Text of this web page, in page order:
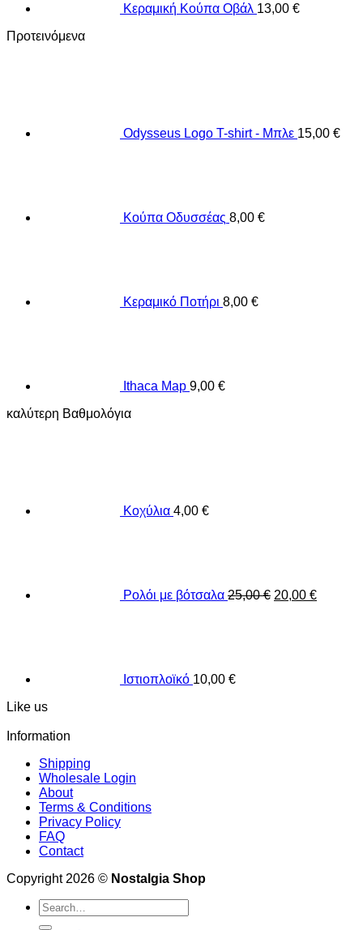
Κεραμική Κούπα Οβάλ 13,00 €
Προτεινόμενα
Odysseus Logo T-shirt - Μπλε 15,00 €
Κούπα Οδυσσέας 8,00 €
Κεραμικό Ποτήρι 8,00 €
Ithaca Map 9,00 €
καλύτερη Βαθμολόγια
Κοχύλια 4,00 €
Ρολόι με βότσαλα 25,00€ 20,00 €
Ιστιοπλοϊκό 10,00 €
Like us
Information
Shipping
Wholesale Login
About
Terms & Conditions
Privacy Policy
FAQ
Contact
Copyright 2026 © Nostalgia Shop
Search
for: